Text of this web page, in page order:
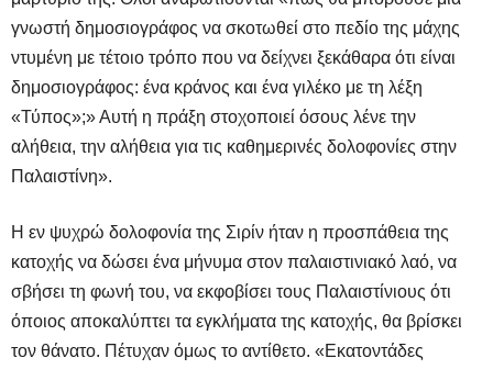
γνωστή δημοσιογράφος να σκοτωθεί στο πεδίο της μάχης
ντυμένη με τέτοιο τρόπο που να δείχνει ξεκάθαρα ότι είναι
δημοσιογράφος: ένα κράνος και ένα γιλέκο με τη λέξη
«Τύπος»;» Αυτή η πράξη στοχοποιεί όσους λένε την
αλήθεια, την αλήθεια για τις καθημερινές δολοφονίες στην
Παλαιστίνη».
Η εν ψυχρώ δολοφονία της Σιρίν ήταν η προσπάθεια της
κατοχής να δώσει ένα μήνυμα στον παλαιστινιακό λαό, να
σβήσει τη φωνή του, να εκφοβίσει τους Παλαιστίνιους ότι
όποιος αποκαλύπτει τα εγκλήματα της κατοχής, θα βρίσκει
τον θάνατο. Πέτυχαν όμως το αντίθετο. «Εκατοντάδες